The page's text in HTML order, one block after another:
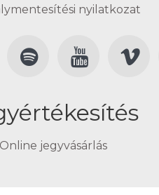
nyilatkozat
Online jegyvásárlás